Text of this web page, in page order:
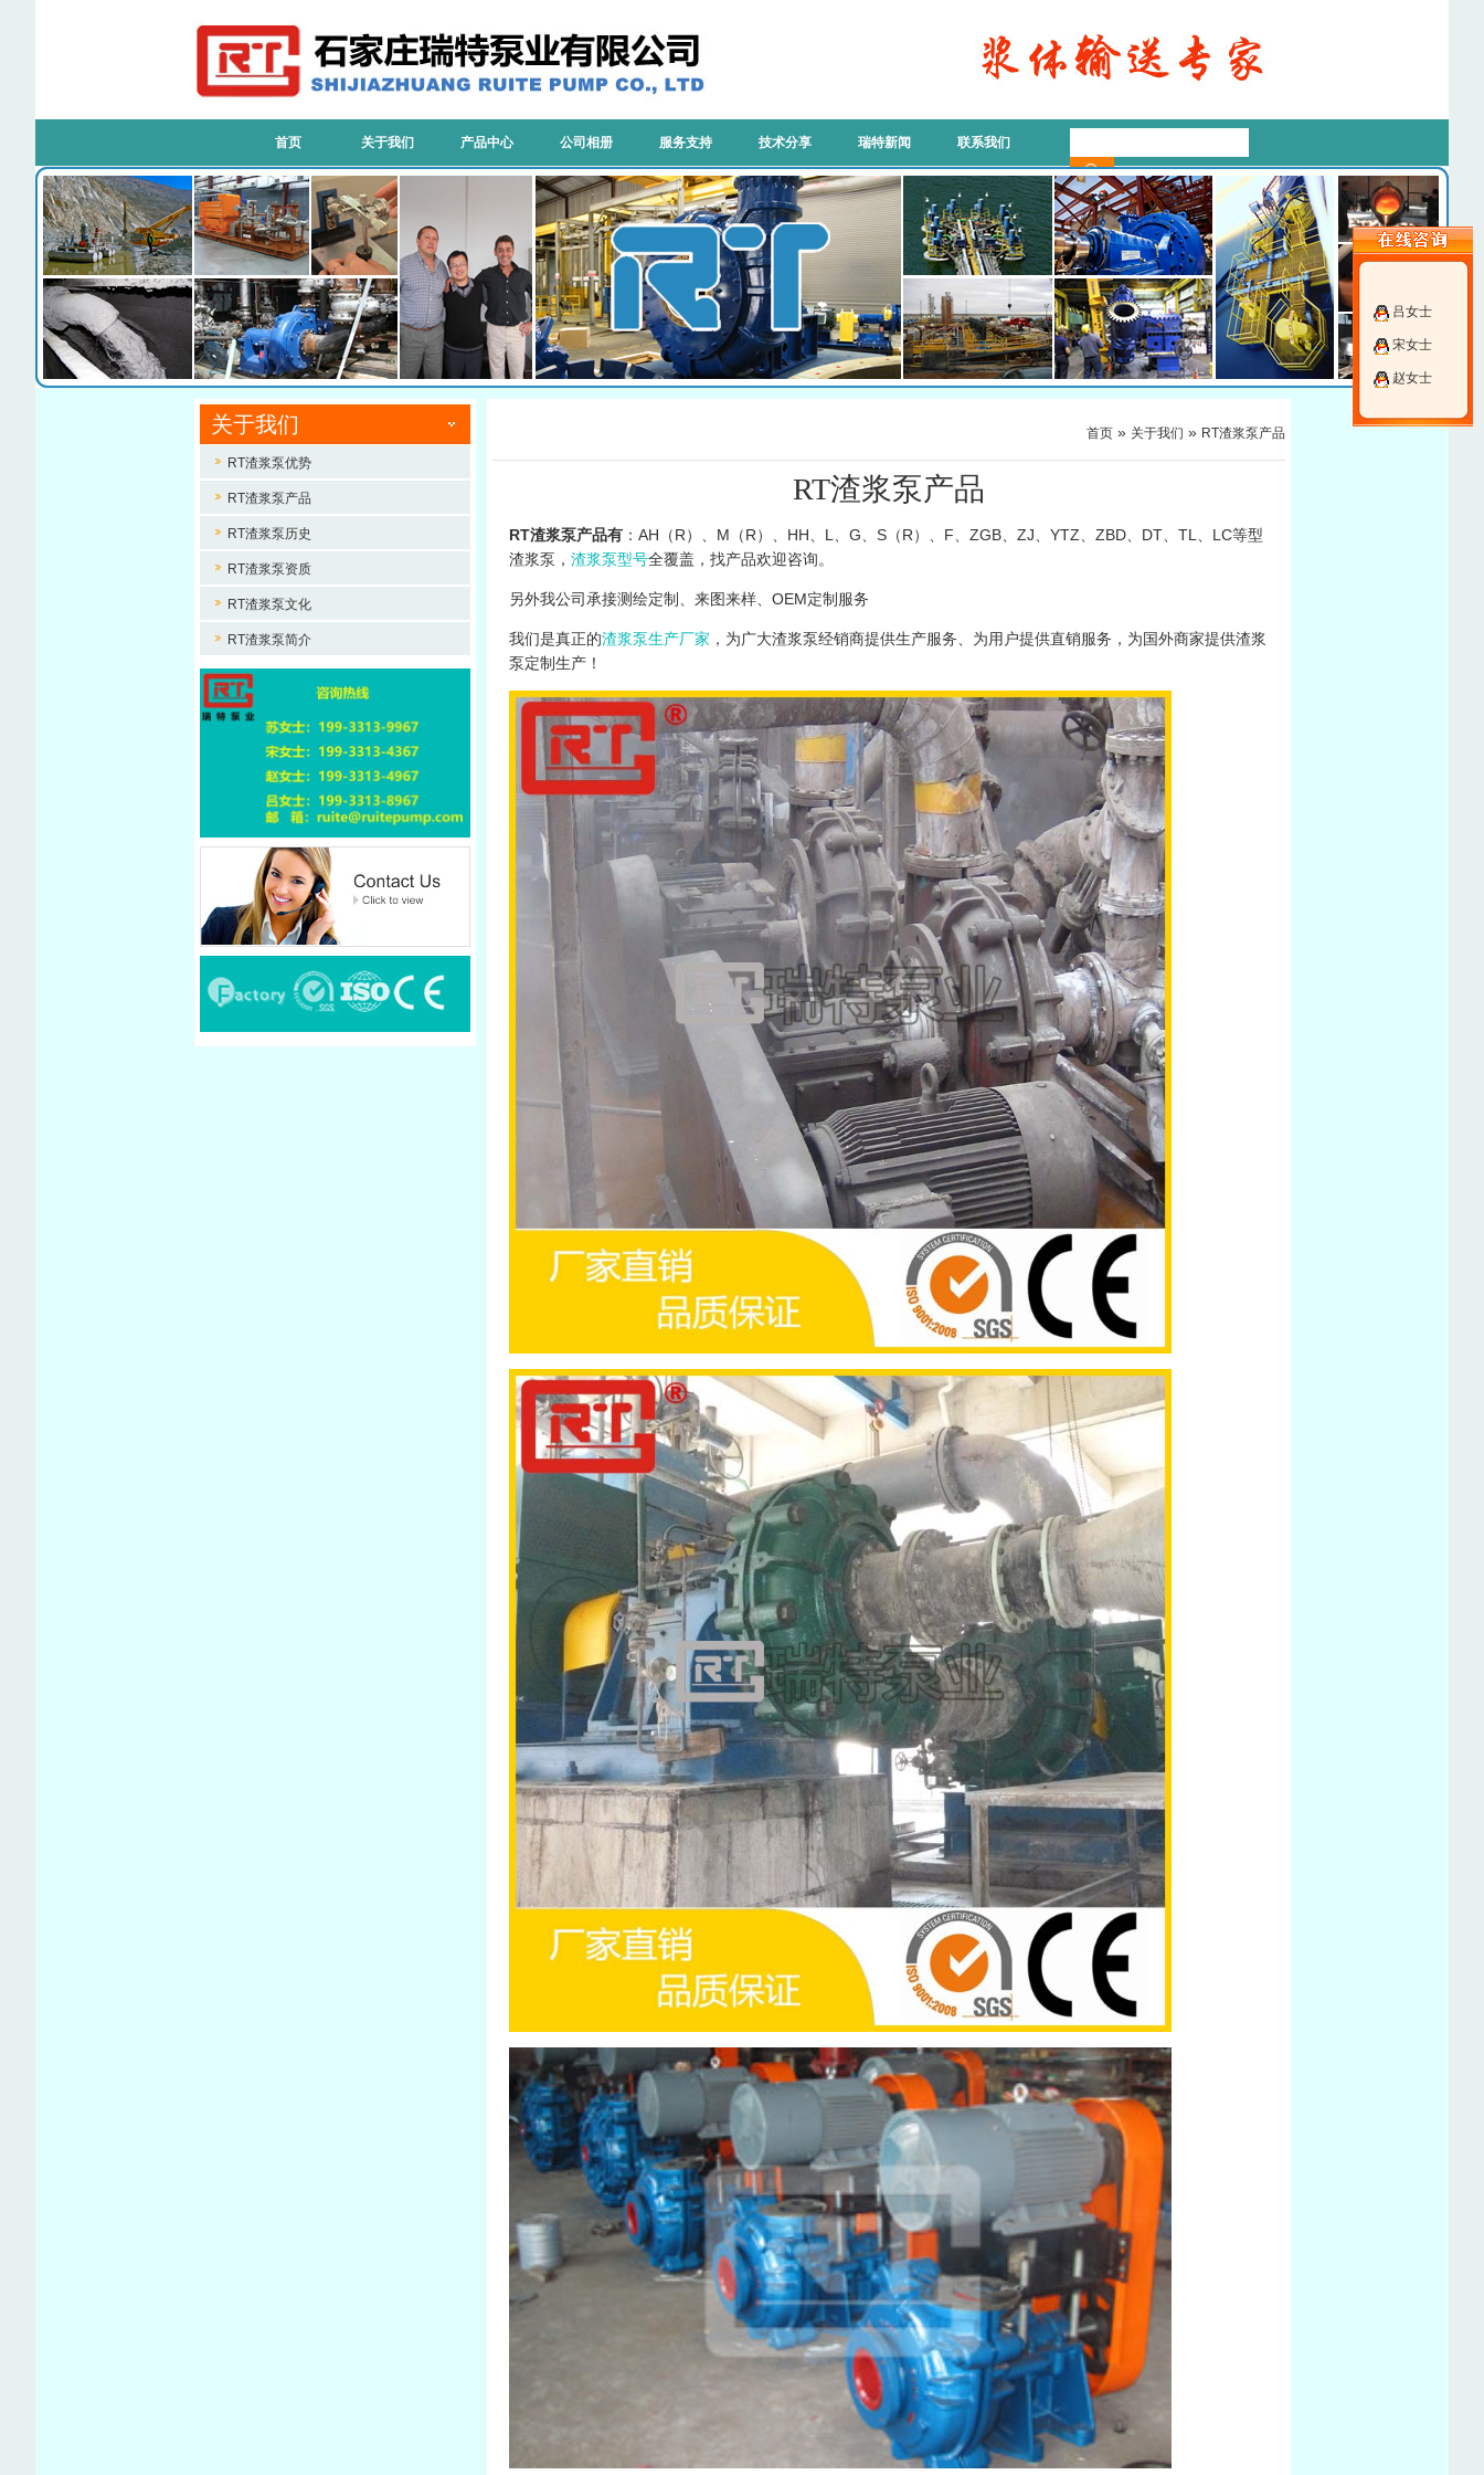
首页 关于我们 产品中心 公司相册 服务支持 技术分享 瑞特新闻 联系我们
关于我们
RT渣浆泵优势
RT渣浆泵产品
RT渣浆泵历史
RT渣浆泵资质
RT渣浆泵文化
RT渣浆泵简介
首页» 关于我们 » RT渣浆泵产品
RT渣浆泵产品
RT渣浆泵产品有：AH（R）、M（R）、HH、L、G、S（R）、F、ZGB、ZJ、YTZ、ZBD、DT、TL、LC等型
渣浆泵， 渣浆泵型号全覆盖，找产品欢迎咨询。
另外我公司承接测绘定制、来图来样、OEM定制服务
我们是真正的渣浆泵生产厂家 ，为广大渣浆泵经销商提供生产服务、为用户提供直销服务，为国外商家提供渣浆
泵定制生产！
吕女士
宋女士
赵女士